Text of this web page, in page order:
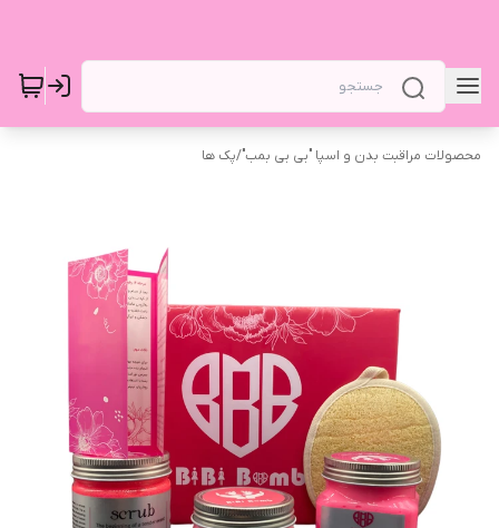
محصولات مراقبت بدن و اسپا "بی بی بمب"/پک ها